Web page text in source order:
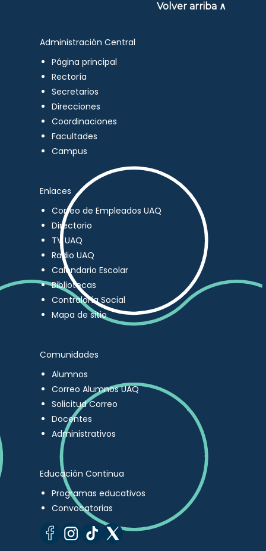
Volver arriba ∧
Administración Central
Página principal
Rectoría
Secretarios
Direcciones
Coordinaciones
Facultades
Campus
Enlaces
Correo de Empleados UAQ
Directorio
TV UAQ
Radio UAQ
Calendario Escolar
Bibliotecas
Contraloría Social
Mapa de sitio
Comunidades
Alumnos
Correo Alumnos UAQ
Solicitud Correo
Docentes
Administrativos
Educación Continua
Programas educativos
Convocatorias